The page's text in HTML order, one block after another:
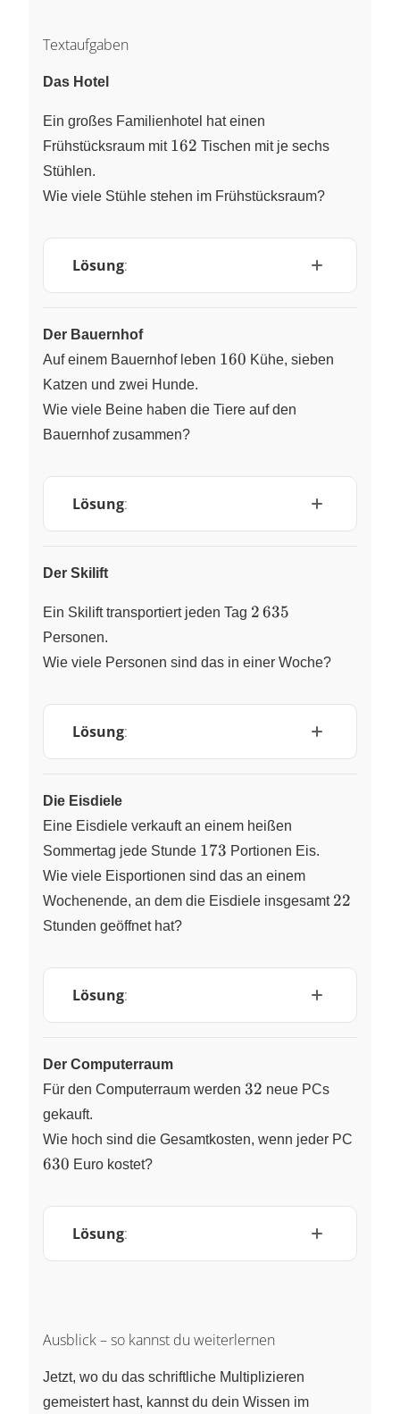
Textaufgaben
Das Hotel
Ein großes Familienhotel hat einen
Frühstücksraum mit 162
162 Tischen mit je sechs
Stühlen.
Wie viele Stühle stehen im Frühstücksraum?
Lösung:
Der Bauernhof
Auf einem Bauernhof leben 160
160 Kühe, sieben
Katzen und zwei Hunde.
Wie viele Beine haben die Tiere auf den
Bauernhof zusammen?
Lösung:
Der Skilift
Ein Skilift transportiert jeden Tag 2\,635
2635
Personen.
Wie viele Personen sind das in einer Woche?
Lösung:
Die Eisdiele
Eine Eisdiele verkauft an einem heißen
Sommertag jede Stunde 173
173 Portionen Eis.
Wie viele Eisportionen sind das an einem
Wochenende, an dem die Eisdiele insgesamt 22
22
Stunden geöffnet hat?
Lösung:
Der Computerraum
Für den Computerraum werden 32
32 neue PCs
gekauft.
Wie hoch sind die Gesamtkosten, wenn jeder PC
630 Euro kostet?
Lösung:
Ausblick – so kannst du weiterlernen
Jetzt, wo du das schriftliche Multiplizieren
gemeistert hast, kannst du dein Wissen im